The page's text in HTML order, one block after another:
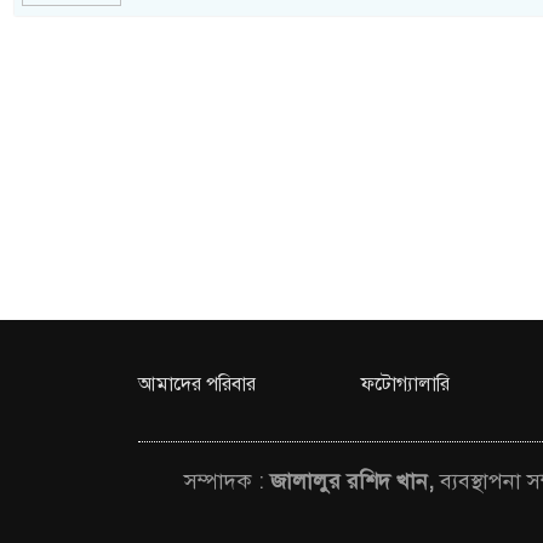
আমাদের পরিবার ফটোগ্যালারি
সম্পাদক :জালালুর রশিদ খান,ব্যবস্থাপনা